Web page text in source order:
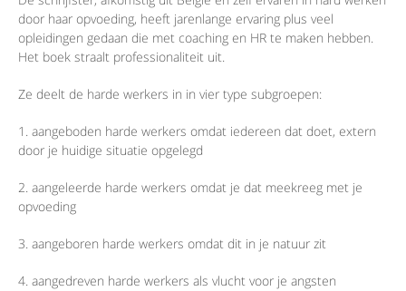
door haar opvoeding, heeft jarenlange ervaring plus veel
opleidingen gedaan die met coaching en HR te maken hebben.
Het boek straalt professionaliteit uit.
Ze deelt de harde werkers in in vier type subgroepen:
1. aangeboden harde werkers omdat iedereen dat doet, extern
door je huidige situatie opgelegd
2. aangeleerde harde werkers omdat je dat meekreeg met je
opvoeding
3. aangeboren harde werkers omdat dit in je natuur zit
4. aangedreven harde werkers als vlucht voor je angsten